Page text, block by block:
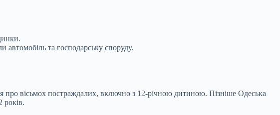
та господарську споруду.
про вісьмох постраждалих, включно з 12-річною дитиною. Пізніше Одеська
років.